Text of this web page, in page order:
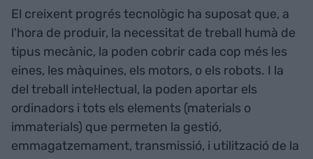
El creixent progrés tecnològic ha suposat que, a
l'hora de produir, la necessitat de treball humà de
tipus mecànic, la poden cobrir cada cop més les
eines, les màquines, els motors, o els robots. I la
del treball intel·lectual, la poden aportar els
ordinadors i tots els elements (materials o
immaterials) que permeten la gestió,
emmagatzemament, transmissió, i utilització de la